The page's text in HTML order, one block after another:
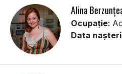
Alina
Ocupație:
Data